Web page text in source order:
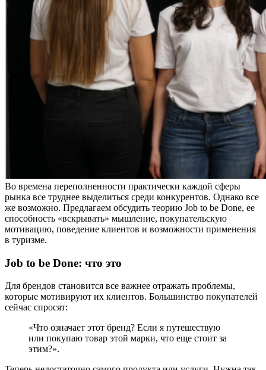
Во времена переполненности практически каждой сферы
рынка все труднее выделиться среди конкурентов. Однако все
же возможно. Предлагаем обсудить теорию Job to be Done, ее
способность «вскрывать» мышление, покупательскую
мотивацию, поведение клиентов и возможности применения
в туризме.
Job to be Done: что это
Для брендов становится все важнее отражать проблемы,
которые мотивируют их клиентов. Большинство покупателей
сейчас спросят:
«Что означает этот бренд? Если я путешествую
или покупаю товар этой марки, что еще стоит за
этим?».